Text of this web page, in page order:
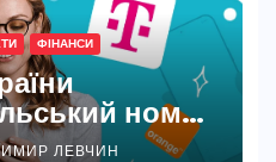
ФІНАНСИ
номер
ЛЕВЧИН